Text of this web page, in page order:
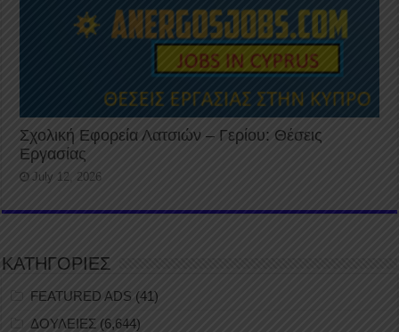
Σχολική Εφορεία Λατσιών – Γερίου: Θέσεις
Εργασίας
July 12, 2026
ΚΑΤΗΓΟΡΙΕΣ
FEATURED ADS (41)
ΔΟΥΛΕΙΕΣ (6,644)